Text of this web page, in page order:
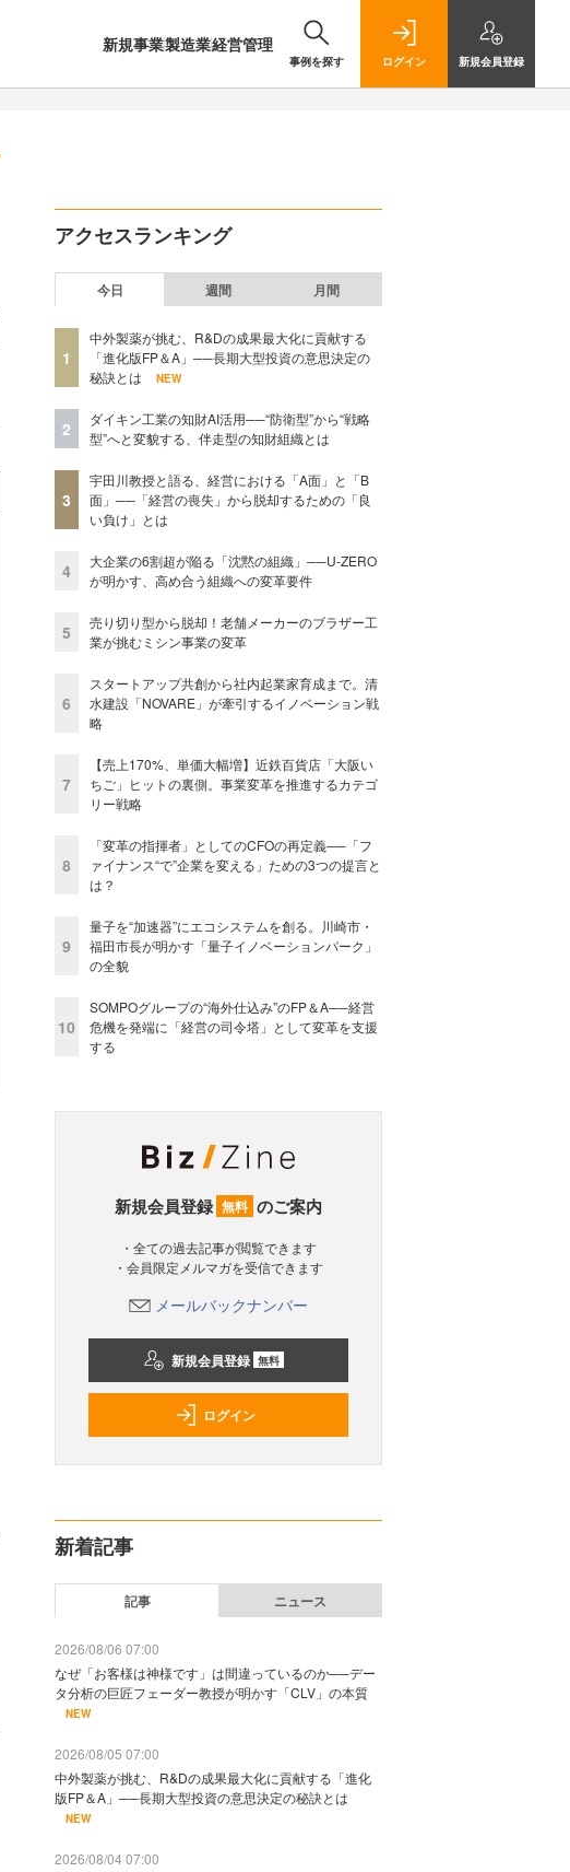
新規事業製造業経営管理
事例を探す ログイン 新規会員登録
アクセスランキング
今日 週間 月間
1
中外製薬が挑む、R&Dの成果最大化に貢献する
「進化版FP＆A」──長期大型投資の意思決定の
秘訣とは
NEW
2
ダイキン工業の知財AI活用──“防衛型”から“戦略
型”へと変貌する、伴走型の知財組織とは
3
宇田川教授と語る、経営における「A面」と「B
面」──「経営の喪失」から脱却するための「良
い負け」とは
4
大企業の6割超が陥る「沈黙の組織」──U-ZERO
が明かす、高め合う組織への変革要件
5
売り切り型から脱却！老舗メーカーのブラザー工
業が挑むミシン事業の変革
6
スタートアップ共創から社内起業家育成まで。清
水建設「NOVARE」が牽引するイノベーション戦
略
7
【売上170%、単価大幅増】近鉄百貨店「大阪い
ちご」ヒットの裏側。事業変革を推進するカテゴ
リー戦略
8
「変革の指揮者」としてのCFOの再定義──「フ
ァイナンス“で”企業を変える」ための3つの提言と
は？
9
量子を“加速器”にエコシステムを創る。川崎市・
福田市長が明かす「量子イノベーションパーク」
の全貌
10
SOMPOグループの“海外仕込み”のFP＆A──経営
危機を発端に「経営の司令塔」として変革を支援
する
新規会員登録 無料 のご案内
・全ての過去記事が閲覧できます
・会員限定メルマガを受信できます
メールバックナンバー
新規会員登録 無料
ログイン
新着記事
記事 ニュース
2026/08/06 07:00
なぜ「お客様は神様です」は間違っているのか──デー
タ分析の巨匠フェーダー教授が明かす「CLV」の本質
NEW
2026/08/05 07:00
中外製薬が挑む、R&Dの成果最大化に貢献する「進化
版FP＆A」──長期大型投資の意思決定の秘訣とは
NEW
2026/08/04 07:00